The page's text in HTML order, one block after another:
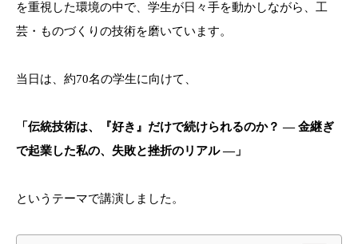
を重視した環境の中で、学生が日々手を動かしながら、工
芸・ものづくりの技術を磨いています。
当日は、約70名の学生に向けて、
「伝統技術は、『好き』だけで続けられるのか？ — 金継ぎ
で起業した私の、失敗と挫折のリアル —」
というテーマで講演しました。